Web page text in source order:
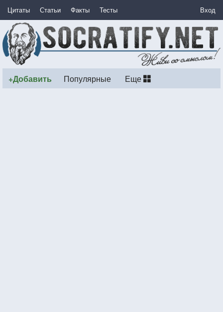
Цитаты Статьи Факты Тесты Вход
+Добавить Популярные Еще